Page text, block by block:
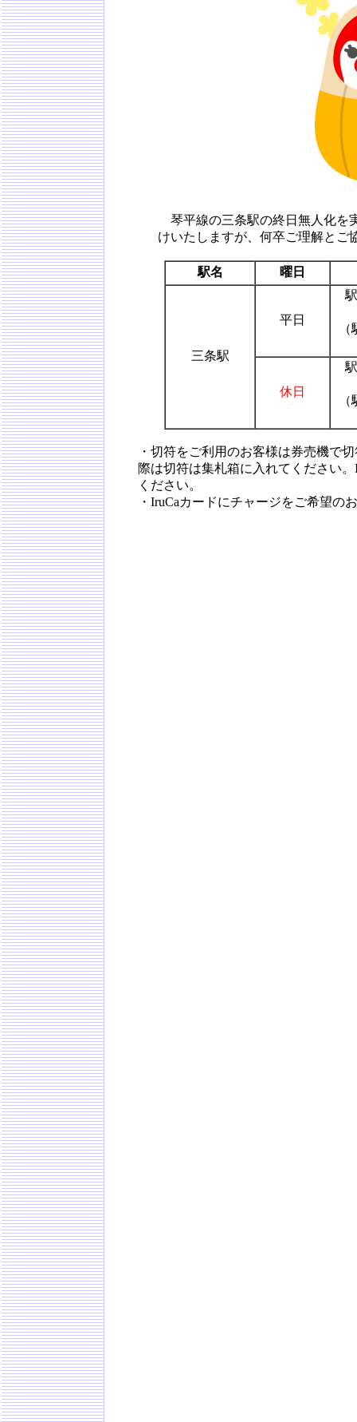
琴平線の三条駅の終日無人化を
けいたしますが、何卒ご理解とご
駅名 曜日
三条駅
平日
休日
・切符をご利用のお客様は券売機で
際は切符は集札箱に入れてください
ください。
・IruCaカードにチャージをご希望の